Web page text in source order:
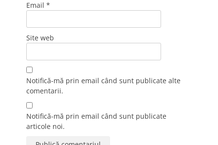
Email *
Site web
Notifică-mă prin email când sunt publicate alte
comentarii.
Notifică-mă prin email când sunt publicate
articole noi.